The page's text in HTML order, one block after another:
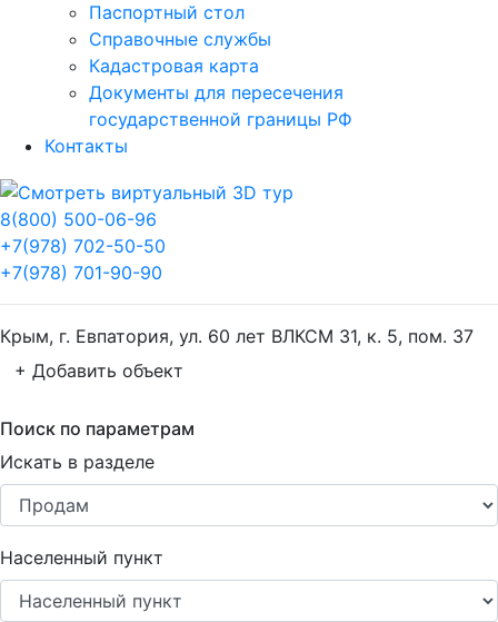
Паспортный стол
Справочные службы
Кадастровая карта
Документы для пересечения
государственной границы РФ
Контакты
8(800) 500-06-96
+7(978) 702-50-50
+7(978) 701-90-90
Крым, г. Евпатория, ул. 60 лет ВЛКСМ 31, к. 5, пом. 37
+ Добавить объект
Поиск по параметрам
Искать в разделе
Населенный пункт